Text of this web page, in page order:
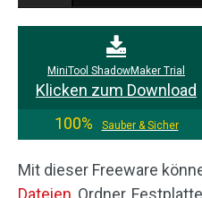
MiniTool ShadowMaker Trial
Klicken zum Download
100%
Sauber & Sicher
Mit dieser Freeware
Dateien, Ordner,